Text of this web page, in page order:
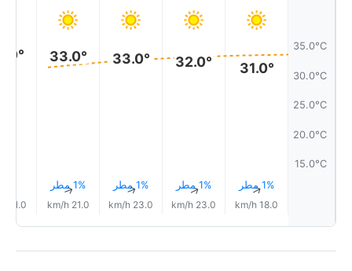
35.0°C
30.0°C
25.0°C
20.0°C
15.0°C
31.0°
1% مطر↑
18.0 km/h
32.0°
1% مطر↑
23.0 km/h
33.0°
1% مطر↑
23.0 km/h
33.0°
1% مطر↑
21.0 km/h
21.0 km/h